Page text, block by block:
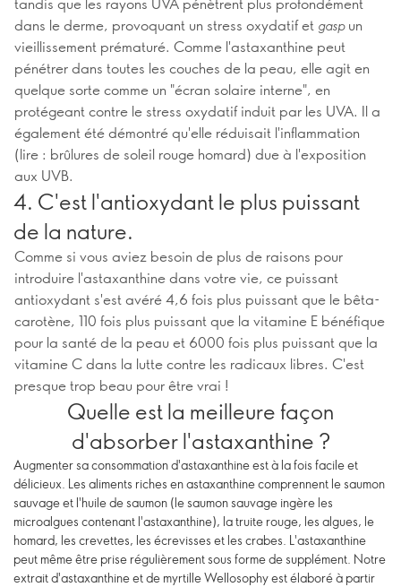
dans le derme, provoquant un stress oxydatif et gaspun
vieillissement prématuré. Comme l'astaxanthine peut
pénétrer dans toutes les couches de la peau, elle agit en
quelque sorte comme un "écran solaire interne", en
protégeant contre le stress oxydatif induit par les UVA. Il a
également été démontré qu'elle réduisait l'inflammation
(lire : brûlures de soleil rouge homard) due à l'exposition
aux UVB.
4. C'est l'antioxydant le plus puissant
de la nature.
Comme si vous aviez besoin de plus de raisons pour
introduire l'astaxanthine dans votre vie, ce puissant
antioxydant s'est avéré 4,6 fois plus puissant que le bêta-
carotène, 110 fois plus puissant que la vitamine E bénéfique
pour la santé de la peau et 6000 fois plus puissant que la
vitamine C dans la lutte contre les radicaux libres. C'est
presque trop beau pour être vrai !
Quelle est la meilleure façon
d'absorber l'astaxanthine ?
Augmenter sa consommation d'astaxanthine est à la fois facile et
délicieux. Les aliments riches en astaxanthine comprennent le saumon
sauvage et l'huile de saumon (le saumon sauvage ingère les
microalgues contenant l'astaxanthine), la truite rouge, les algues, le
homard, les crevettes, les écrevisses et les crabes. L'astaxanthine
peut même être prise régulièrement sous forme de supplément. Notre
extrait d'astaxanthine et de myrtille Wellosophy est élaboré à partir